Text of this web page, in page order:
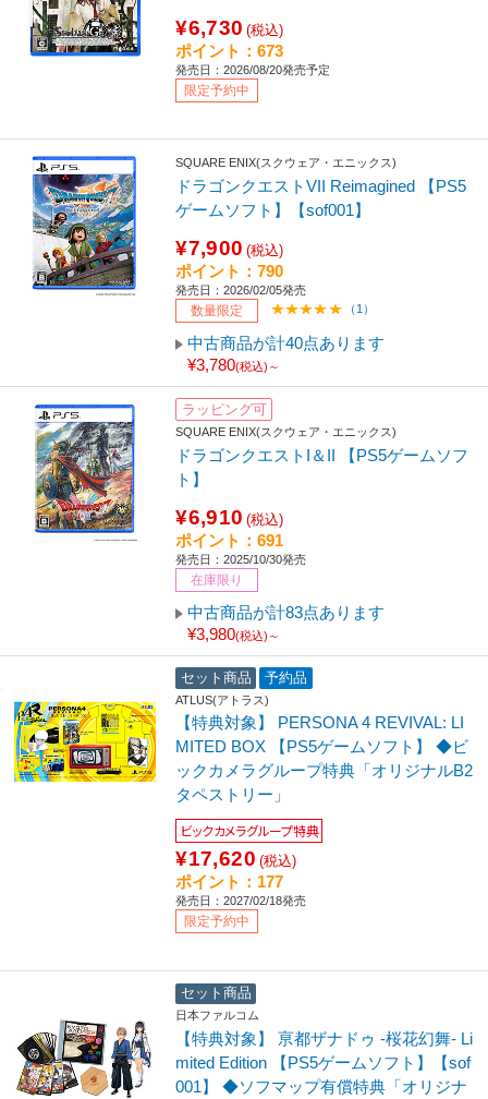
¥6,730 (税込)
ポイント：673
発売日：2026/08/20発売予定
限定予約中
SQUARE ENIX(スクウェア・エニックス)
ドラゴンクエストVII Reimagined 【PS5
ゲームソフト】【sof001】
¥7,900 (税込)
ポイント：790
発売日：2026/02/05発売
数量限定 （1）
中古商品が計40点あります
¥3,780(税込)～
ラッピング可
SQUARE ENIX(スクウェア・エニックス)
ドラゴンクエストI＆II 【PS5ゲームソフ
ト】
¥6,910 (税込)
ポイント：691
発売日：2025/10/30発売
在庫限り
中古商品が計83点あります
¥3,980(税込)～
セット商品 予約品
ATLUS(アトラス)
【特典対象】 PERSONA 4 REVIVAL: LI
MITED BOX 【PS5ゲームソフト】 ◆ビ
ックカメラグループ特典「オリジナルB2
タペストリー」
ビックカメラグループ特典
¥17,620 (税込)
ポイント：177
発売日：2027/02/18発売
限定予約中
セット商品
日本ファルコム
【特典対象】 亰都ザナドゥ -桜花幻舞- Li
mited Edition 【PS5ゲームソフト】【sof
001】 ◆ソフマップ有償特典「オリジナ